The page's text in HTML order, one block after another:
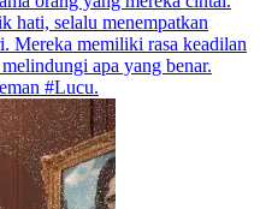
hati, selalu menempatkan
Mereka memiliki rasa keadilan
apa yang benar.
#Lucu.